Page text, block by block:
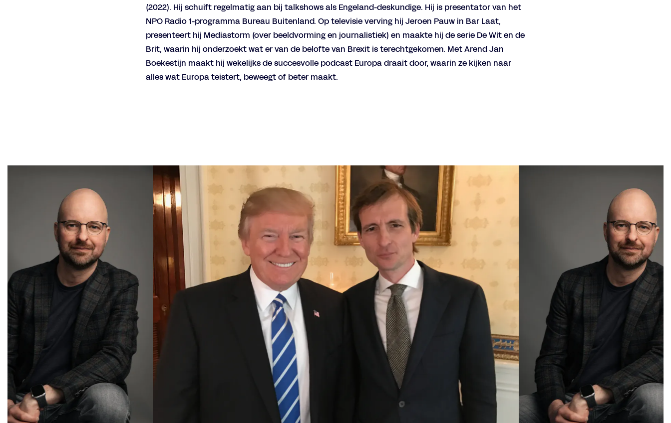
(2022). Hij schuift regelmatig aan bij talkshows als Engeland-deskundige. Hij is presentator van het
NPO Radio 1-programma Bureau Buitenland. Op televisie verving hij Jeroen Pauw in Bar Laat,
presenteert hij Mediastorm (over beeldvorming en journalistiek) en maakte hij de serie De Wit en de
Brit, waarin hij onderzoekt wat er van de belofte van Brexit is terechtgekomen. Met Arend Jan
Boekestijn maakt hij wekelijks de succesvolle podcast Europa draait door, waarin ze kijken naar
alles wat Europa teistert, beweegt of beter maakt.